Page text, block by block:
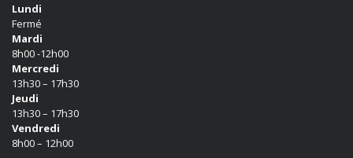
Lundi
Fermé
Mardi
8h00 -12h00
Mercredi
13h30 – 17h30
Jeudi
13h30 – 17h30
Vendredi
8h00 – 12h00